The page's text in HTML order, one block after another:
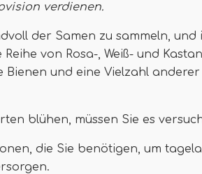
verdienen.
der Samen zu sammeln, und
von Rosa-, Weiß- und
Bienen und eine Vielzahl
blühen, müssen Sie es
die Sie benötigen, um